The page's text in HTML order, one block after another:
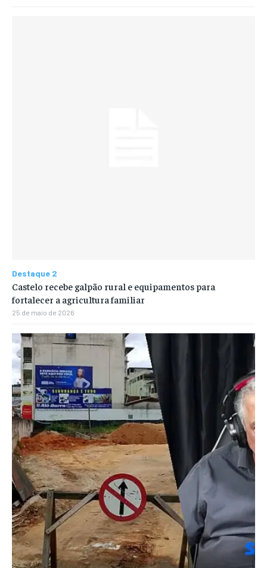
Destaque 2
Castelo recebe galpão rural e equipamentos para
fortalecer a agricultura familiar
25 de maio de 2026